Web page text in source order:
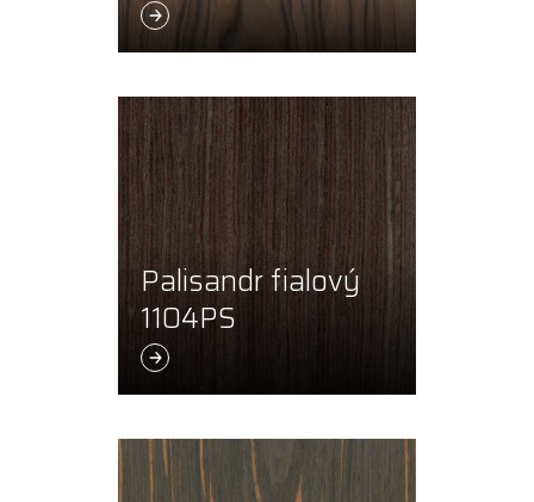
Palisandr fialový
1104PS